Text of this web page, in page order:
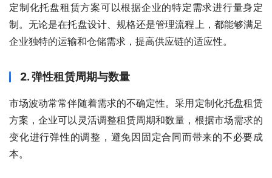
定制化托盘租赁方案可以根据企业的特定需求进行量身定
制。无论是在托盘设计、规格还是管理流程上，都能够满足
企业独特的运输和仓储需求，提高供应链的适应性。
2. 弹性租赁周期与数量
市场波动常常伴随着需求的不确定性。采用定制化托盘租赁
方案，企业可以灵活调整租赁周期和数量，根据市场需求的
变化进行弹性的调整，避免因固定合同而带来的不必要成
本。